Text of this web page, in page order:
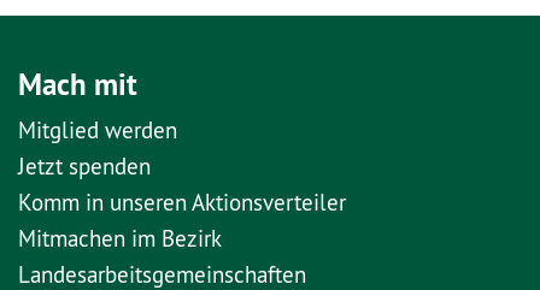
Mach mit
Mitglied werden
Jetzt spenden
Komm in unseren Aktionsverteiler
Mitmachen im Bezirk
Landesarbeitsgemeinschaften